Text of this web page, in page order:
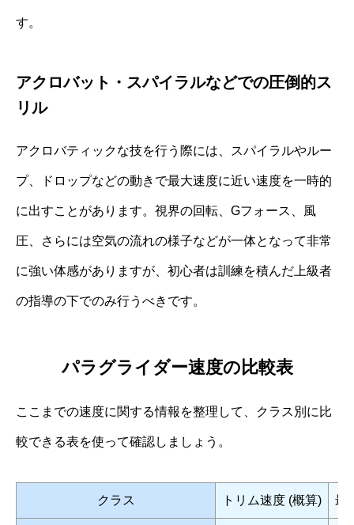
す。
アクロバット・スパイラルなどでの圧倒的ス
リル
アクロバティックな技を行う際には、スパイラルやルー
プ、ドロップなどの動きで最大速度に近い速度を一時的
に出すことがあります。視界の回転、Gフォース、風
圧、さらには空気の流れの様子などが一体となって非常
に強い体感がありますが、初心者は訓練を積んだ上級者
の指導の下でのみ行うべきです。
パラグライダー速度の比較表
ここまでの速度に関する情報を整理して、クラス別に比
較できる表を使って確認しましょう。
クラス トリム速度 (概算) 最